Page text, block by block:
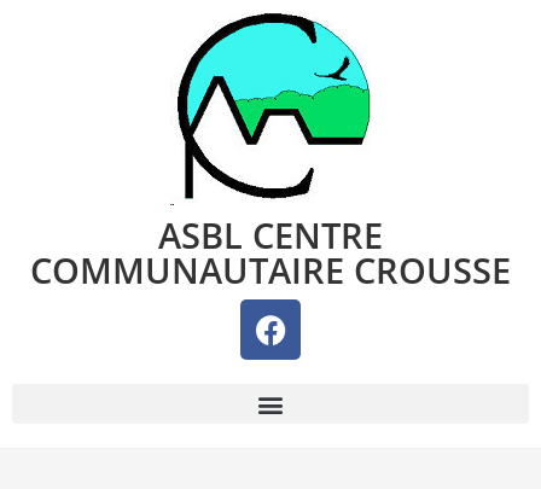
ASBL CENTRE
COMMUNAUTAIRE CROUSSE